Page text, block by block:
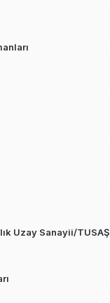
Uzay Sanayii/TUSAŞ